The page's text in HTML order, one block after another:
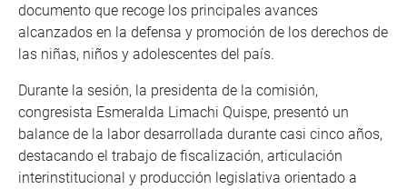
documento que recoge los principales avances
alcanzados en la defensa y promoción de los derechos de
las niñas, niños y adolescentes del país.
Durante la sesión, la presidenta de la comisión,
congresista Esmeralda Limachi Quispe, presentó un
balance de la labor desarrollada durante casi cinco años,
destacando el trabajo de fiscalización, articulación
interinstitucional y producción legislativa orientado a